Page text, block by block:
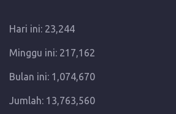
Hari ini: 23,244
Minggu ini: 217,162
Bulan ini: 1,074,670
Jumlah: 13,763,560